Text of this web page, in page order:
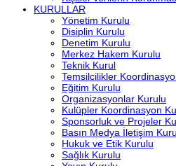
KURULLAR
Yönetim Kurulu
Disiplin Kurulu
Denetim Kurulu
Merkez Hakem Kurulu
Teknik Kurul
Temsilcilikler
Eğitim Kurulu
Organizasyonlar Kurulu
Kulüpler Koordinasyon
Sponsorluk ve Projeler
Basın Medya İletişim
Hukuk ve Etik Kurulu
Sağlık Kurulu